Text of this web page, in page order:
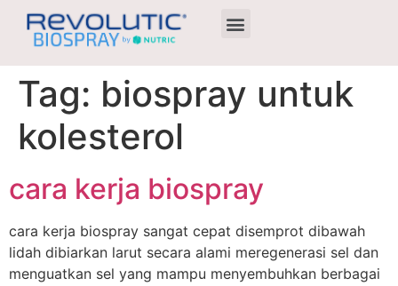
Tag: biospray untuk
kolesterol
cara kerja biospray
cara kerja biospray sangat cepat disemprot dibawah
lidah dibiarkan larut secara alami meregenerasi sel dan
menguatkan sel yang mampu menyembuhkan berbagai